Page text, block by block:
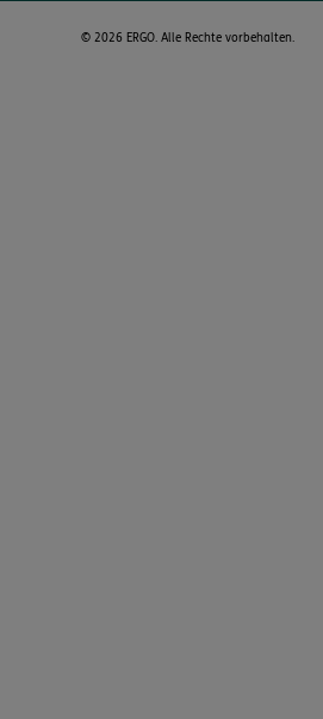
© 2026 ERGO. Alle Rechte vorbehalten.